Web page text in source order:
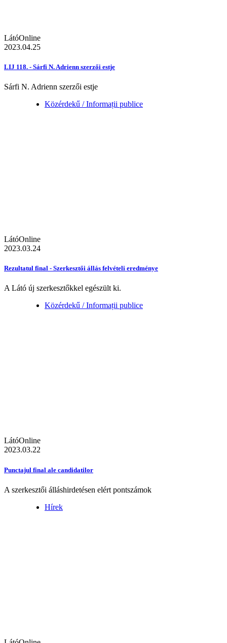
LátóOnline
2023.04.25
LIJ 118. - Sárfi N. Adrienn szerzői estje
Sárfi N. Adrienn szerzői estje
Közérdekű / Informații publice
LátóOnline
2023.03.24
Rezultatul final - Szerkesztői állás felvételi eredménye
A Látó új szerkesztőkkel egészült ki.
Közérdekű / Informații publice
LátóOnline
2023.03.22
Punctajul final ale candidatilor
A szerkesztői álláshirdetésen elért pontszámok
Hírek